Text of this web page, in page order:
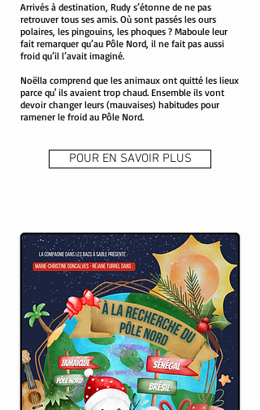
Arrivés à destination, Rudy s’étonne de ne pas
retrouver tous ses amis. Où sont passés les ours
polaires, les pingouins, les phoques ? Maboule leur
fait remarquer qu’au Pôle Nord, il ne fait pas aussi
froid qu’il l’avait imaginé.
Noëlla comprend que les animaux ont quitté les lieux
parce qu' ils avaient trop chaud. Ensemble ils vont
devoir changer leurs (mauvaises) habitudes pour
ramener le froid au Pôle Nord.
POUR EN SAVOIR PLUS